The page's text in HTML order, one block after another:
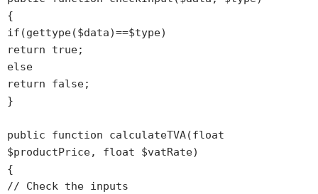
{
if(gettype($data)==$type)
return true;
else
return false;
}
public function calculateTVA(float
$productPrice, float $vatRate)
{
// Check the inputs